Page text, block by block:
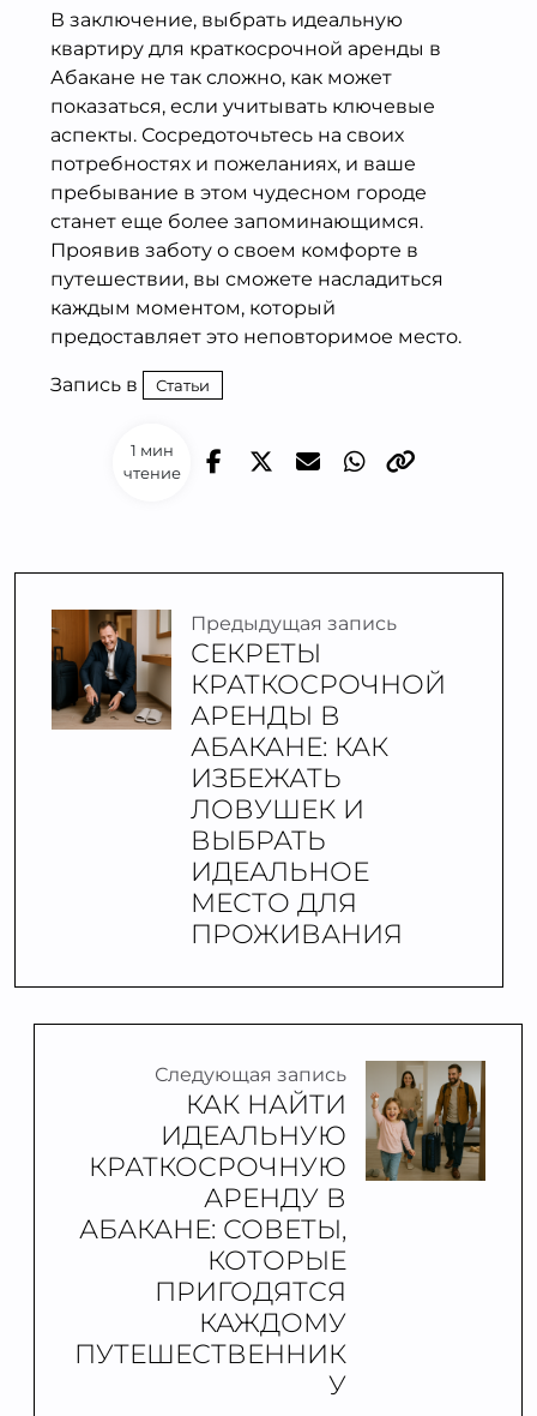
1 мин
чтение
В заключение, выбрать идеальную
квартиру для краткосрочной аренды в
Абакане не так сложно, как может
показаться, если учитывать ключевые
аспекты. Сосредоточьтесь на своих
потребностях и пожеланиях, и ваше
пребывание в этом чудесном городе
станет еще более запоминающимся.
Проявив заботу о своем комфорте в
путешествии, вы сможете насладиться
каждым моментом, который
предоставляет это неповторимое место.
Запись в Статьи
Предыдущая запись
СЕКРЕТЫ
КРАТКОСРОЧНОЙ
АРЕНДЫ В
АБАКАНЕ: КАК
ИЗБЕЖАТЬ
ЛОВУШЕК И
ВЫБРАТЬ
ИДЕАЛЬНОЕ
МЕСТО ДЛЯ
ПРОЖИВАНИЯ
Следующая запись
КАК НАЙТИ
ИДЕАЛЬНУЮ
КРАТКОСРОЧНУЮ
АРЕНДУ В
АБАКАНЕ: СОВЕТЫ,
КОТОРЫЕ
ПРИГОДЯТСЯ
КАЖДОМУ
ПУТЕШЕСТВЕННИК
У